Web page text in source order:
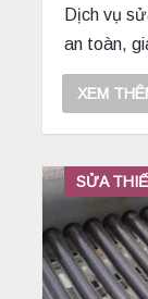
Dịch vụ
an toàn,
XEM
SỬA